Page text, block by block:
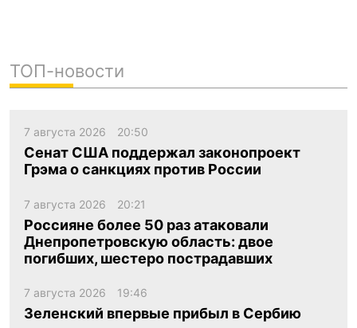
ТОП-новости
7 августа 2026 20:50
Сенат США поддержал законопроект
Грэма о санкциях против России
7 августа 2026 20:21
Россияне более 50 раз атаковали
Днепропетровскую область: двое
погибших, шестеро пострадавших
7 августа 2026 19:46
Зеленский впервые прибыл в Сербию